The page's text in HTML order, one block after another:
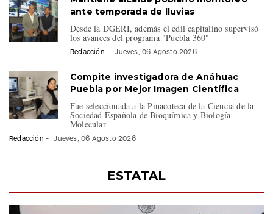
Desde la DGERI, además el edil capitalino supervisó
los avances del programa "Puebla 360"
Redacción- Jueves, 06 Agosto 2026
Compite investigadora de Anáhuac
Puebla por Mejor Imagen Científica
Fue seleccionada a la Pinacoteca de la Ciencia de la
Sociedad Española de Bioquímica y Biología
Molecular
Redacción- Jueves, 06 Agosto 2026